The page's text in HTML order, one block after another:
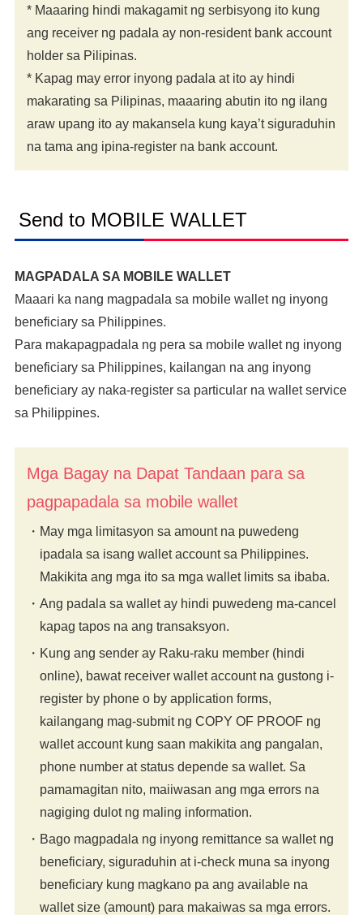
* Maaaring hindi makagamit ng serbisyong ito kung
ang receiver ng padala ay non-resident bank account
holder sa Pilipinas.
* Kapag may error inyong padala at ito ay hindi
makarating sa Pilipinas, maaaring abutin ito ng ilang
araw upang ito ay makansela kung kaya’t siguraduhin
na tama ang ipina-register na bank account.
Send to MOBILE WALLET
MAGPADALA SA MOBILE WALLET
Maaari ka nang magpadala sa mobile wallet ng inyong
beneficiary sa Philippines.
Para makapagpadala ng pera sa mobile wallet ng inyong
beneficiary sa Philippines, kailangan na ang inyong
beneficiary ay naka-register sa particular na wallet service
sa Philippines.
Mga Bagay na Dapat Tandaan para sa
pagpapadala sa mobile wallet
May mga limitasyon sa amount na puwedeng
ipadala sa isang wallet account sa Philippines.
Makikita ang mga ito sa mga wallet limits sa ibaba.
Ang padala sa wallet ay hindi puwedeng ma-cancel
kapag tapos na ang transaksyon.
Kung ang sender ay Raku-raku member (hindi
online), bawat receiver wallet account na gustong i-
register by phone o by application forms,
kailangang mag-submit ng COPY OF PROOF ng
wallet account kung saan makikita ang pangalan,
phone number at status depende sa wallet. Sa
pamamagitan nito, maiiwasan ang mga errors na
nagiging dulot ng maling information.
Bago magpadala ng inyong remittance sa wallet ng
beneficiary, siguraduhin at i-check muna sa inyong
beneficiary kung magkano pa ang available na
wallet size (amount) para makaiwas sa mga errors.